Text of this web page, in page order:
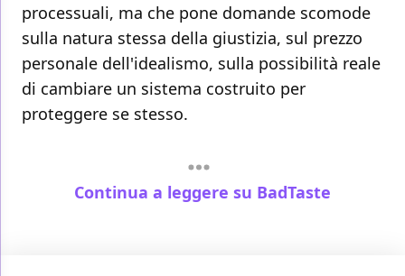
processuali, ma che pone domande scomode
sulla natura stessa della giustizia, sul prezzo
personale dell'idealismo, sulla possibilità reale
di cambiare un sistema costruito per
proteggere se stesso.
Continua a leggere su BadTaste